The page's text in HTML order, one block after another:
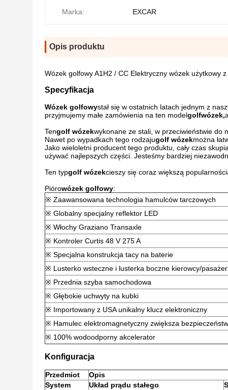
Marka: EXCAR
Opis produktu
Wózek golfowy A1H2 / CC Elektryczny wózek użytkowy
Specyfikacja
Wózek golfowystał się w ostatnich latach jednym z
przyjmujemy małe zamówienia na ten modelgolfwózek,
Tengolf wózekwykonane ze stali, w przeciwieństwie do
Nawet po wypadkach tego rodzajugolf wózekmożna
Jako wieloletni producent tego produktu, cały czas
używać najlepszych części. Jesteśmy bardziej
Ten typgolf wózekcieszy się coraz większą
Piórowózek golfowy:
※ Zaawansowana technologia hamulców tarczowych
※ Globalny specjalny reflektor LED
※ Włochy Graziano Transaxle
※ Kontroler Curtis 48 V 275 A
※ Specjalna konstrukcja tacy na baterie
※ Lusterko wsteczne i lusterka boczne kierowcy/
※ Przednia szyba samochodowa
※ Głębokie uchwyty na kubki
※ Importowany z USA unikalny klucz elektroniczny
※ Hamulec elektromagnetyczny zwiększa
※ 100% wodoodporny akcelerator
Konfiguracja
Przedmiot
Opis
System
Układ prądu stałego